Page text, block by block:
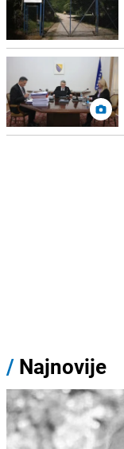
/ Najnovije